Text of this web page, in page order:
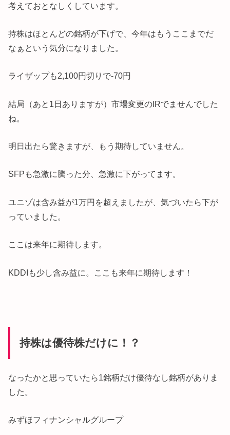
考えておとなしくしています。
持株はほとんどの銘柄が下げで、今年はもうここまでだ
なぁという気分になりました。
ライザップも2,100円切りで-70円
結局（あと1日ありますが）市場変更のIRでませんでした
ね。
明日出たら驚きますが、もう期待していません。
SFPも急激に騰った分、急激に下がってます。
ユニゾは含み益が1万円を超えましたが、気づいたら下が
っていました。
ここは来年に期待します。
KDDIも少し含み益に。ここも来年に期待します！
持株は優待株だけに！？
なったかと思っていたら1銘柄だけ優待なし銘柄がありま
した。
みずほフィナンシャルグループ